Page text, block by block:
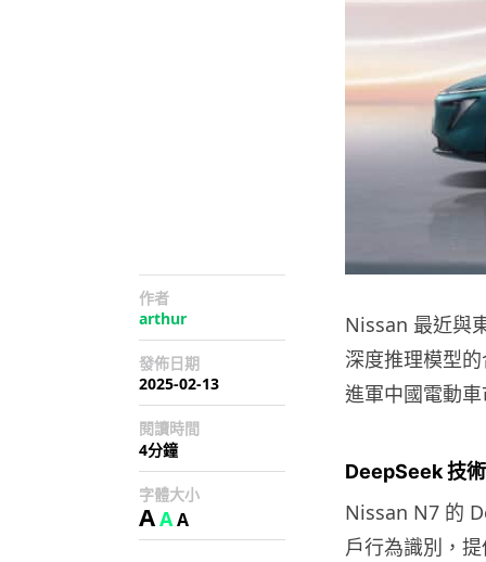
作者
arthur
發佈日期
2025-02-13
閱讀時間
4分鐘
字體大小
AAA
Nissan 最近與
深度推理模型
進軍中國電動
DeepSeek 技
Nissan N7 的
戶行為識別，